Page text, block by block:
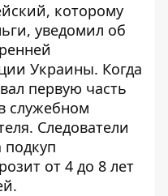
которому
уведомил об
Украины. Когда
первую часть
служебном
Следователи
подкуп
от 4 до 8 лет